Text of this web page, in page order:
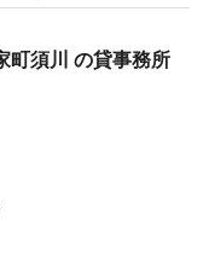
町須川 の貸事務所